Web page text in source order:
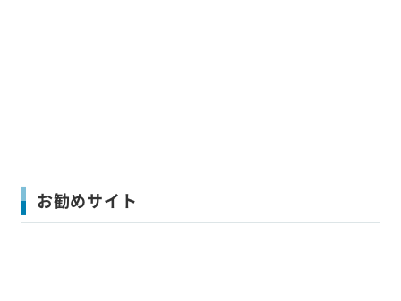
お勧めサイト